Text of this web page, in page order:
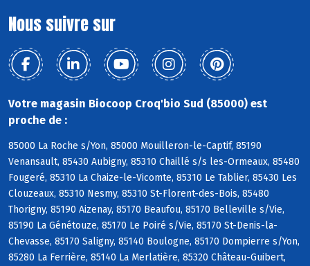
Nous suivre sur
Votre magasin Biocoop Croq'bio Sud (85000) est
proche de :
85000 La Roche s/Yon, 85000 Mouilleron-le-Captif, 85190
Venansault, 85430 Aubigny, 85310 Chaillé s/s les-Ormeaux, 85480
Fougeré, 85310 La Chaize-le-Vicomte, 85310 Le Tablier, 85430 Les
Clouzeaux, 85310 Nesmy, 85310 St-Florent-des-Bois, 85480
Thorigny, 85190 Aizenay, 85170 Beaufou, 85170 Belleville s/Vie,
85190 La Génétouze, 85170 Le Poiré s/Vie, 85170 St-Denis-la-
Chevasse, 85170 Saligny, 85140 Boulogne, 85170 Dompierre s/Yon,
85280 La Ferrière, 85140 La Merlatière, 85320 Château-Guibert,